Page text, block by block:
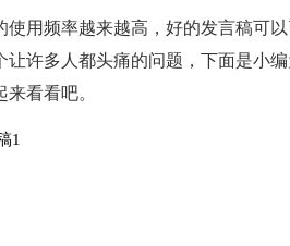
使用频率越来越高，好的发言稿可
让许多人都头痛的问题，下面是小
看看吧。
1